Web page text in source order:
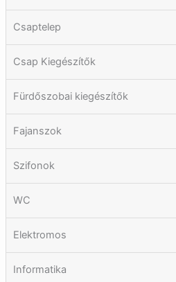
Csaptelep
Csap Kiegészítők
Fürdőszobai kiegészítők
Fajanszok
Szifonok
WC
Elektromos
Informatika